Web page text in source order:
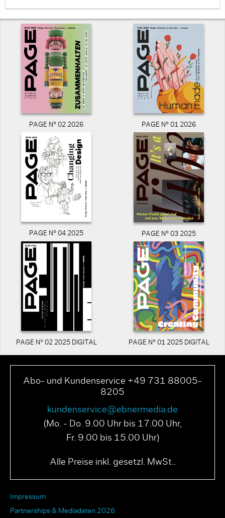
PAGE N° 02 2026 PAGE N° 01 2026
PAGE N° 04 2025 PAGE N° 03 2025
PAGE N° 02 2025 DIGITAL PAGE N° 01 2025 DIGITAL
Abo- und Kundenservice +49 731 88005-
8205
kundenservice@ebnermedia.de
(Mo. - Do. 9.00 Uhr bis 17.00 Uhr,
Fr. 9.00 bis 15.00 Uhr)
Alle Preise inkl. gesetzl. MwSt..
Impressum
Partnerships & Mediadaten 2026